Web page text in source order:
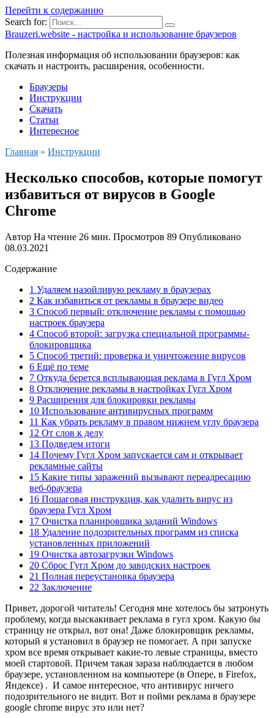
Перейти к содержанию
Search for:
Brauzeri.website - настройка и использование браузеров
Полезная информация об использовании браузеров: как
скачать и настроить, расширения, особенности.
Браузеры
Инструкции
Скачать
Статьи
Интересное
Главная » Инструкции
Несколько способов, которые помогут
избавиться от вирусов в Google
Chrome
Автор На чтение 26 мин. Просмотров 89 Опубликовано
08.03.2021
Содержание
1 Удаляем назойливую рекламу в браузерах
2 Как избавиться от рекламы в браузере видео
3 Способ первый: отключение рекламы с помощью
настроек браузера
4 Способ второй: загрузка специальной программы-
блокировщика
5 Способ третий: проверка и уничтожение вирусов
6 Ещё по теме
7 Откуда берется всплывающая реклама в Гугл Хром
8 Отключение рекламы в настройках Гугл Хром
9 Расширения для блокировки рекламы
10 Использование антивирусных программ
11 Как убрать рекламу в правом нижнем углу браузера
12 От слов к делу
13 Подведем итоги
14 Почему Гугл Хром запускается сам и открывает
рекламные сайты
15 Какие типы заражений вызывают переадресацию
веб-браузера
16 Пошаговая инструкция, как удалить вирус из
браузера Гугл Хром
17 Очистка планировщика заданий Windows
18 Удаление подозрительных программ из списка
установленных приложений
19 Очистка автозагрузки Windows
20 Сброс Гугл Хром до заводских настроек
21 Полная переустановка браузера
22 Заключение
Привет, дорогой читатель! Сегодня мне хотелось бы затронуть
проблему, когда выскакивает реклама в гугл хром. Какую бы
страницу не открыл, вот она! Даже блокировщик рекламы,
который я установил в браузер не помогает. А при запуске
хром все время открывает какие-то левые страницы, вместо
моей стартовой. Причем такая зараза наблюдается в любом
браузере, установленном на компьютере (в Опере, в Firefox,
Яндексе) . И самое интересное, что антивирус ничего
подозрительного не видит. Вот и пойми реклама в браузере
google chrome вирус это или нет?